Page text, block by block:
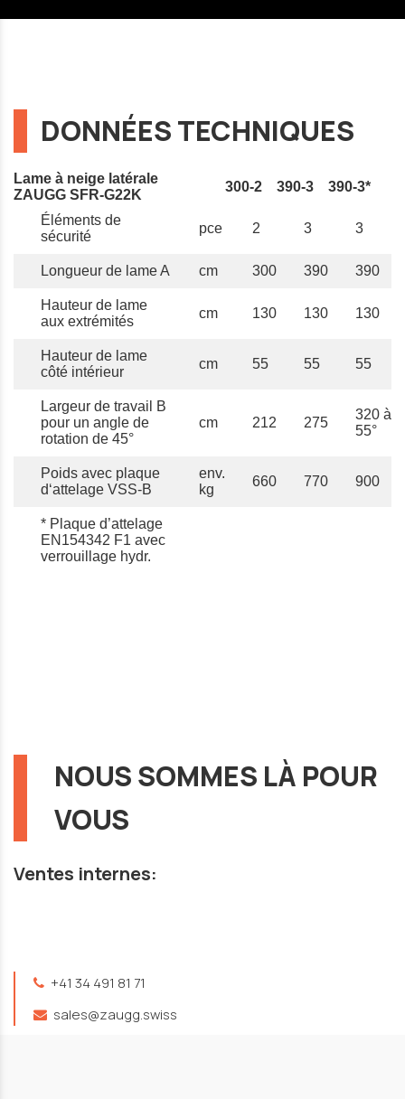
DONNÉES TECHNIQUES
Lame à neige latérale
ZAUGG SFR-G22K
300-2 390-3 390-3*
Éléments de
sécurité
pce 2 3 3
Longueur de lame A cm 300 390 390
Hauteur de lame
aux extrémités
cm 130 130 130
Hauteur de lame
côté intérieur
cm 55 55 55
Largeur de travail B
pour un angle de
rotation de 45°
cm 212 275
320 à
55°
Poids avec plaque
d‘attelage VSS-B
env.
kg
660 770 900
* Plaque d’attelage
EN154342 F1 avec
verrouillage hydr.
NOUS SOMMES LÀ POUR
VOUS
Ventes internes:
+41 34 491 81 71
sales@zaugg.swiss